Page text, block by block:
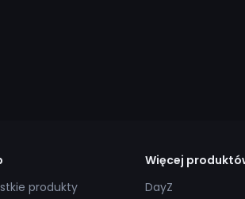
produkty
Więcej
DayZ